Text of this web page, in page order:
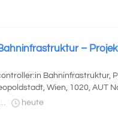
–
Bahninfrastruktur,
Wien, 1020, AUT
heute